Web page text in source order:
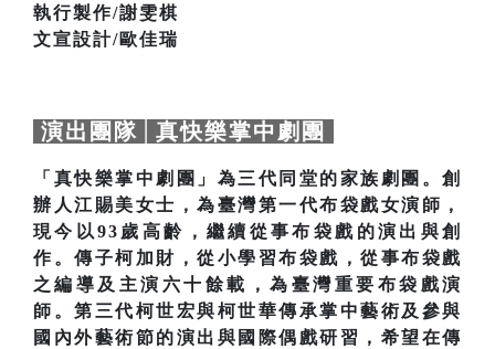
執行製作/謝雯棋
文宣設計/歐佳瑞
演出團隊│真快樂掌中劇團
「真快樂掌中劇團」為三代同堂的家族劇團。創
辦人江賜美女士，為臺灣第一代布袋戲女演師，
現今以93歲高齡，繼續從事布袋戲的演出與創
作。傳子柯加財，從小學習布袋戲，從事布袋戲
之編導及主演六十餘載，為臺灣重要布袋戲演
師。第三代柯世宏與柯世華傳承掌中藝術及參與
國內外藝術節的演出與國際偶戲研習，希望在傳